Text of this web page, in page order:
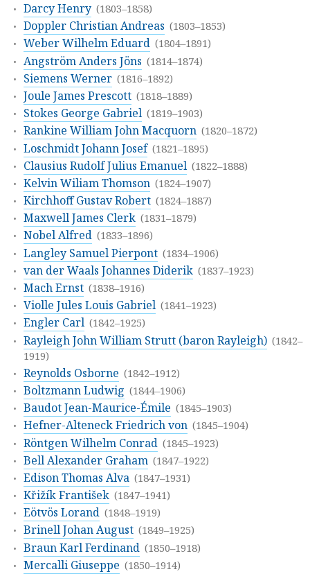
Darcy Henry (1803–1858)
Doppler Christian Andreas (1803–1853)
Weber Wilhelm Eduard (1804–1891)
Angström Anders Jöns (1814–1874)
Siemens Werner (1816–1892)
Joule James Prescott (1818–1889)
Stokes George Gabriel (1819–1903)
Rankine William John Macquorn (1820–1872)
Loschmidt Johann Josef (1821–1895)
Clausius Rudolf Julius Emanuel (1822–1888)
Kelvin Wiliam Thomson (1824–1907)
Kirchhoff Gustav Robert (1824–1887)
Maxwell James Clerk (1831–1879)
Nobel Alfred (1833–1896)
Langley Samuel Pierpont (1834–1906)
van der Waals Johannes Diderik (1837–1923)
Mach Ernst (1838–1916)
Violle Jules Louis Gabriel (1841–1923)
Engler Carl (1842–1925)
Rayleigh John William Strutt (baron Rayleigh) (1842–
1919)
Reynolds Osborne (1842–1912)
Boltzmann Ludwig (1844–1906)
Baudot Jean-Maurice-Émile (1845–1903)
Hefner-Alteneck Friedrich von (1845–1904)
Röntgen Wilhelm Conrad (1845–1923)
Bell Alexander Graham (1847–1922)
Edison Thomas Alva (1847–1931)
Křižík František (1847–1941)
Eötvös Lorand (1848–1919)
Brinell Johan August (1849–1925)
Braun Karl Ferdinand (1850–1918)
Mercalli Giuseppe (1850–1914)